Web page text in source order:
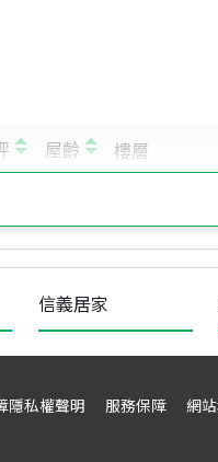
信義居家
隱私權聲明 服務保障 網